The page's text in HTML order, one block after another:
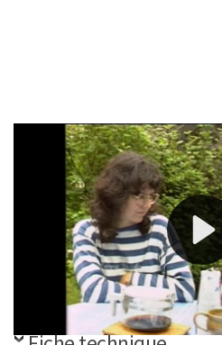
Rencontre avec un
sculpteur sur cornes de vaches.
Références
Télécharger la vidéo